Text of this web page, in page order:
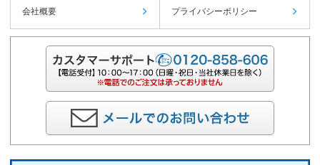
会社概要 プライバシーポリシー